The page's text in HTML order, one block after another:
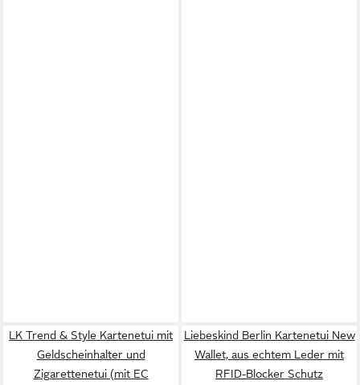
LK Trend & Style Kartenetui mit
Geldscheinhalter und
Zigarettenetui (mit EC
Liebeskind Berlin Kartenetui New
Wallet, aus echtem Leder mit
RFID-Blocker Schutz